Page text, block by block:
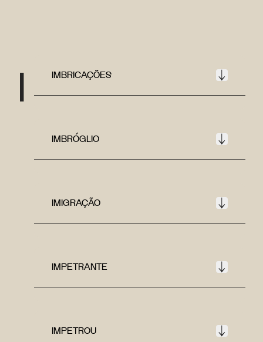
I IMBRICAÇÕES
IMBRÓGLIO
IMIGRAÇÃO
IMPETRANTE
IMPETROU